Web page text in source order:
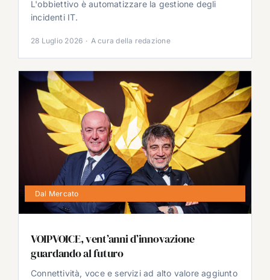
L'obbiettivo è automatizzare la gestione degli
incidenti IT.
28 Luglio 2026 · A cura della redazione
Dal Mercato
VOIPVOICE, vent’anni d’innovazione
guardando al futuro
Connettività, voce e servizi ad alto valore aggiunto